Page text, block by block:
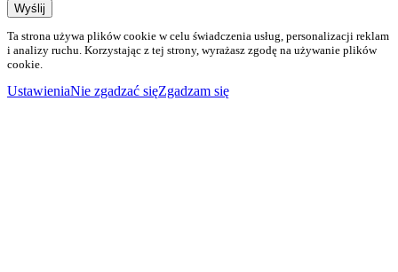
Wyślij
Ta strona używa plików cookie w celu świadczenia usług, personalizacji reklam
i analizy ruchu. Korzystając z tej strony, wyrażasz zgodę na używanie plików
cookie.
UstawieniaNie zgadzać sięZgadzam się